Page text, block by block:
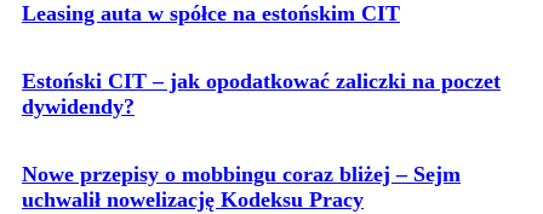
Leasing auta w spółce na estońskim CIT
Estoński CIT – jak opodatkować zaliczki na poczet
dywidendy?
Nowe przepisy o mobbingu coraz bliżej – Sejm
uchwalił nowelizację Kodeksu Pracy